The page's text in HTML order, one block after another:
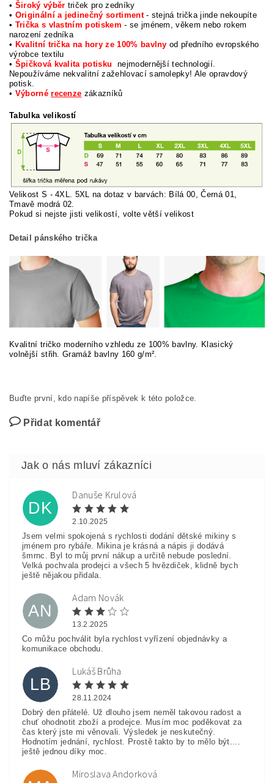
• Široký výběr triček pro zedníky
• Originální a jedinečný sortiment- stejná trička jinde nekoupíte
• Trička s vlastním potiskem- se jménem, věkem nebo rokem
narození zedníka
• Kvalitní trička na hory ze 100% bavlny od předního evropského
výrobce textilu
• Špičková kvalita potisku
nejmodernější technologií.
Nepoužíváme nekvalitní zažehlovací samolepky! Ale opravdový
potisk.
• Výbornérecenze zákazníků
Tabulka velikostí
Velikost S - 4XL. 5XL na dotaz v barvách: Bílá 00, Černá 01,
Tmavě modrá 02.
Pokud si nejste jisti velikostí, volte větší velikost
Detail pánského trička
Kvalitní tričko moderního vzhledu ze 100% bavlny. Klasický
volnější střih. Gramáž bavlny 160 g/m².
Buďte první, kdo napíše příspěvek k této položce.
Přidat komentář
DK
Danuše Krulová
2.10.2025
Jsem velmi spokojená s rychlosti dodání dětské mikiny s
jménem pro rybáře. Mikina je krásná a nápis ji dodává
šmrnc. Byl to můj první nákup a určitě nebude poslední.
Velká pochvala prodejci a všech 5 hvězdiček, klidně bych
ještě nějakou přidala.
AN
Adam Novák
13.2.2025
Co můžu pochválit byla rychlost vyřízení objednávky a
komunikace obchodu.
LB
Lukáš Brůha
28.11.2024
Dobrý den přátelé. Už dlouho jsem neměl takovou radost a
chuť ohodnotit zboží a prodejce. Musím moc poděkovat za
čas který jste mi věnovali. Výsledek je neskutečný.
Hodnotím jednání, rychlost. Prostě takto by to mělo být....
ještě jednou díky moc.
Miroslava Andorková